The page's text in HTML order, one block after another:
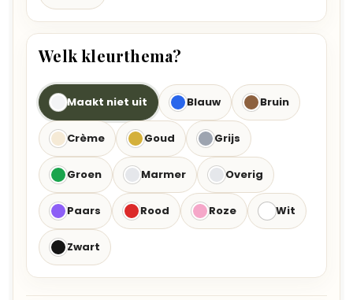
Welk kleurthema?
Maakt niet uit Blauw Bruin
Crème Goud Grijs
Groen Marmer Overig
Paars Rood Roze Wit
Zwart